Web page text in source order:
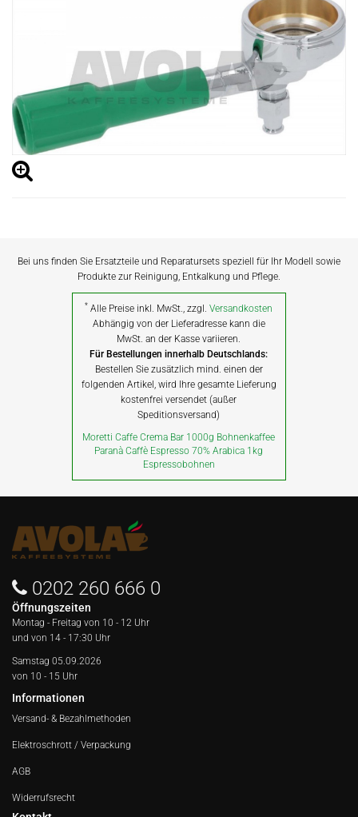
Bei uns finden Sie Ersatzteile und Reparatursets speziell für Ihr Modell sowie
Produkte zur Reinigung, Entkalkung und Pflege.
* Alle Preise inkl. MwSt., zzgl.Versandkosten
Abhängig von der Lieferadresse kann die
MwSt. an der Kasse variieren.
Für Bestellungen innerhalb Deutschlands:
Bestellen Sie zusätzlich mind. einen der
folgenden Artikel, wird Ihre gesamte Lieferung
kostenfrei versendet (außer
Speditionsversand)
Moretti Caffe Crema Bar 1000g Bohnenkaffee
Paranà Caffè Espresso 70% Arabica 1kg
Espressobohnen
0202 260 666 0
Öffnungszeiten
Montag - Freitag von 10 - 12 Uhr
und von 14 - 17:30 Uhr
Samstag 05.09.2026
von 10 - 15 Uhr
Informationen
Versand- & Bezahlmethoden
Elektroschrott / Verpackung
AGB
Widerrufsrecht